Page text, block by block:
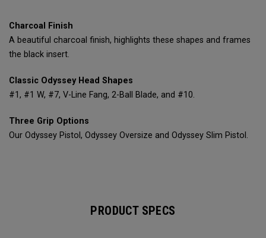
Charcoal Finish
A beautiful charcoal finish, highlights these shapes and frames
the black insert.
Classic Odyssey Head Shapes
#1, #1 W, #7, V-Line Fang, 2-Ball Blade, and #10.
Three Grip Options
Our Odyssey Pistol, Odyssey Oversize and Odyssey Slim Pistol.
PRODUCT SPECS